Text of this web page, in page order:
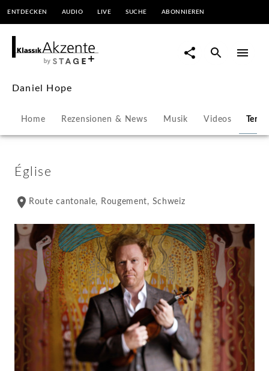
Daniel
Hope
Konzerte
&
Veranstaltungen
KlassikAkzente
by
STAGE+
ENTDECKEN AUDIO LIVE SUCHE ABONNIEREN
Daniel Hope
Home Rezensionen & News Musik Videos
Église
Route cantonale, Rougement, Schweiz